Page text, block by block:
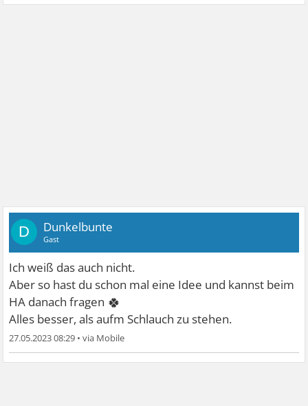
D Dunkelbunte
Gast
Ich weiß das auch nicht.
Aber so hast du schon mal eine Idee und kannst beim
HA danach fragen 🍀
Alles besser, als aufm Schlauch zu stehen.
27.05.2023 08:29 •